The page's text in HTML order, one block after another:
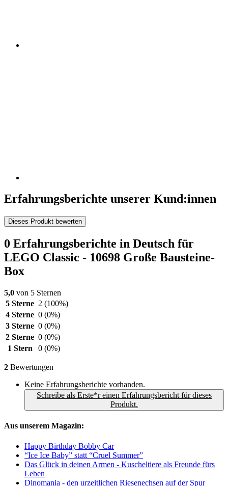
Erfahrungsberichte unserer Kund:innen
Dieses Produkt bewerten
0 Erfahrungsberichte in Deutsch für
LEGO Classic - 10698 Große Bausteine-
Box
5,0 von 5 Sternen
5 Sterne 2 (100%)
4 Sterne 0 (0%)
3 Sterne 0 (0%)
2 Sterne 0 (0%)
1 Stern
0 (0%)
2 Bewertungen
Keine Erfahrungsberichte vorhanden.
Schreibe als Erste*r einen Erfahrungsbericht für dieses
Produkt.
Aus unserem Magazin:
Happy Birthday Bobby Car
“Ice Ice Baby” statt “Cruel Summer”
Das Glück in deinen Armen - Kuscheltiere als Freunde fürs
Leben
Dinomania - den urzeitlichen Riesenechsen auf der Spur